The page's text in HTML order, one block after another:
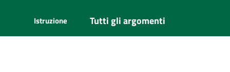
Istruzione Tutti gli argomenti